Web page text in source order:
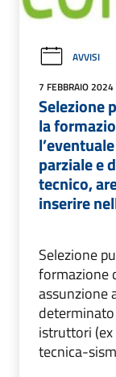
AVVISI
7 FEBBRAIO 2024
Selezione
la
parziale e
tecnico,
inserire
Selezione
formazione
assunzione
istruttori (ex
tecnica-